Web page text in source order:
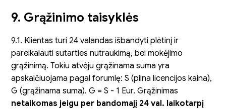
9. Grąžinimo taisyklės
9.1. Klientas turi 24 valandas išbandyti plėtinį ir
pareikalauti sutarties nutraukimą, bei mokėjimo
grąžinimą. Tokiu atvėju grąžinama suma yra
apskaičiuojama pagal forumlę: S (pilna licencijos kaina),
G (grąžinama suma). G = S - 1 Eur. Grąžinimas
netaikomas jeigu per bandomajį 24 val. laikotarpį